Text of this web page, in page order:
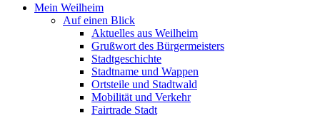
Mein Weilheim
Auf einen Blick
Aktuelles aus Weilheim
Grußwort des Bürgermeisters
Stadtgeschichte
Stadtname und Wappen
Ortsteile und Stadtwald
Mobilität und Verkehr
Fairtrade Stadt